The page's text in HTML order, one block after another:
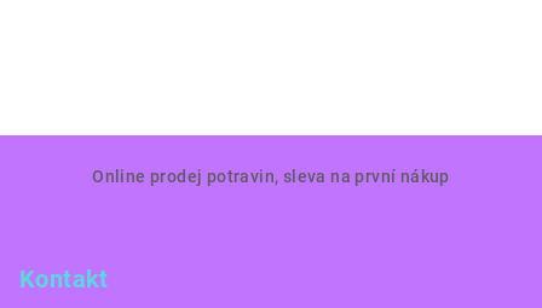
Online prodej potravin, sleva na první nákup
Kontakt